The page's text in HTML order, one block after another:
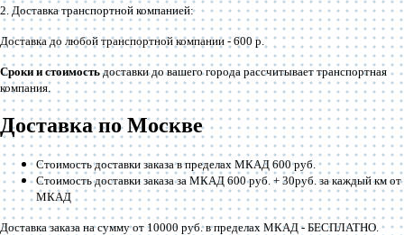
2. Доставка транспортной компанией:
Доставка до любой транспортной компании -600 р
Сроки и стоимостьдоставки до вашего города рассчитывает транспортная
компания.
Доставка по Москве
Стоимость доставки заказа в пределах МКАД 600 руб.
Стоимость доставки заказа за МКАД 600 руб. + 30руб. за каждый км от
МКАД
Доставка заказа на сумму от 10000 руб. в пределах МКАД - БЕСПЛАТНО